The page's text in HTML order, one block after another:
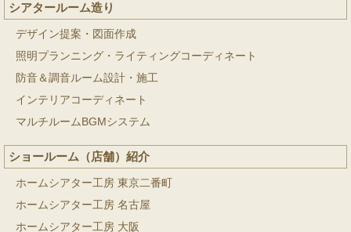
シアタールーム造り
デザイン提案・図面作成
照明プランニング・ライティングコーディネート
防音＆調音ルーム設計・施工
インテリアコーディネート
マルチルームBGMシステム
ショールーム（店舗）紹介
ホームシアター工房 東京二番町
ホームシアター工房 名古屋
ホームシアター工房 大阪